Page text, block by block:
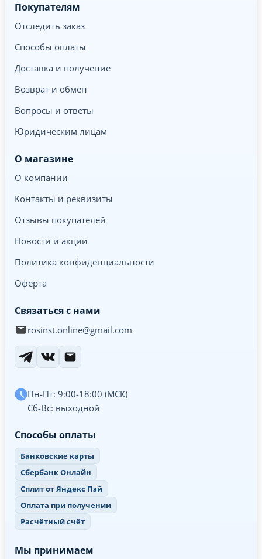
Покупателям
Отследить заказ
Способы оплаты
Доставка и получение
Возврат и обмен
Вопросы и ответы
Юридическим лицам
О магазине
О компании
Контакты и реквизиты
Отзывы покупателей
Новости и акции
Политика конфиденциальности
Оферта
Связаться с нами
rosinst.online@gmail.com
Пн-Пт: 9:00-18:00 (МСК)
Сб-Вс: выходной
Способы оплаты
Банковские карты
Сбербанк Онлайн
Сплит от Яндекс Пэй
Оплата при получении
Расчётный счёт
Мы принимаем